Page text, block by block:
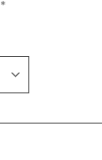
*